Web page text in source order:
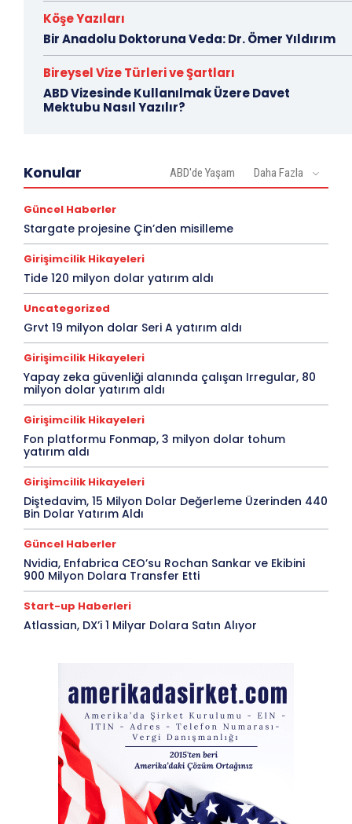
Köşe Yazıları
Bir Anadolu Doktoruna Veda: Dr. Ömer Yıldırım
Bireysel Vize Türleri ve Şartları
ABD Vizesinde Kullanılmak Üzere Davet
Mektubu Nasıl Yazılır?
Konular ABD'de Yaşam Daha Fazla
Güncel Haberler
Stargate projesine Çin’den misilleme
Girişimcilik Hikayeleri
Tide 120 milyon dolar yatırım aldı
Uncategorized
Grvt 19 milyon dolar Seri A yatırım aldı
Girişimcilik Hikayeleri
Yapay zeka güvenliği alanında çalışan Irregular, 80
milyon dolar yatırım aldı
Girişimcilik Hikayeleri
Fon platformu Fonmap, 3 milyon dolar tohum
yatırım aldı
Girişimcilik Hikayeleri
Diştedavim, 15 Milyon Dolar Değerleme Üzerinden 440
Bin Dolar Yatırım Aldı
Güncel Haberler
Nvidia, Enfabrica CEO’su Rochan Sankar ve Ekibini
900 Milyon Dolara Transfer Etti
Start-up Haberleri
Atlassian, DX’i 1 Milyar Dolara Satın Alıyor